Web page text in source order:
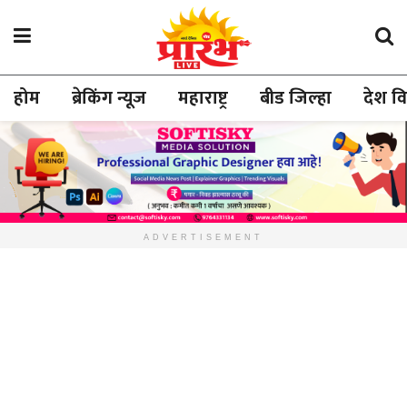
होम ब्रेकिंग न्यूज महाराष्ट्र बीड जिल्हा देश
ADVERTISEMENT